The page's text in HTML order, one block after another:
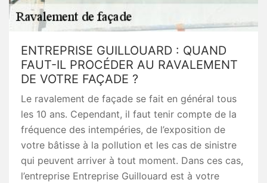
ENTREPRISE GUILLOUARD : QUAND
FAUT-IL PROCÉDER AU RAVALEMENT
DE VOTRE FAÇADE ?
Le ravalement de façade se fait en général tous
les 10 ans. Cependant, il faut tenir compte de la
fréquence des intempéries, de l’exposition de
votre bâtisse à la pollution et les cas de sinistre
qui peuvent arriver à tout moment. Dans ces cas,
l’entreprise Entreprise Guillouard est à votre